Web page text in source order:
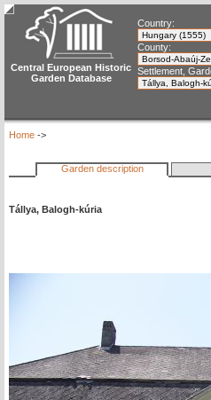
Central European Historic
Garden Database
Country:
County:
Settlement,
Home ->
Garden description
Tállya, Balogh-kúria